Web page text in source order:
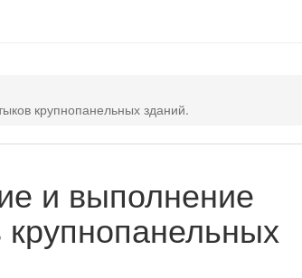
крупнопанельных зданий.
и выполнение